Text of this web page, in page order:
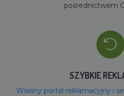
pośrednictwem
SZYBKIE
Własny portal reklamacyjny i